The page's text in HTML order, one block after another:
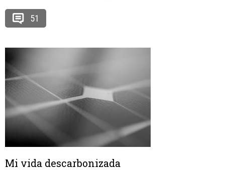
51
Mi vida descarbonizada